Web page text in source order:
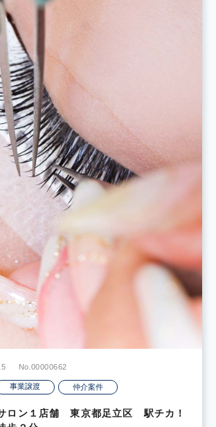
No.00000662
事業譲渡 仲介案件
ロン１店舗 東京都足立区 駅チカ！